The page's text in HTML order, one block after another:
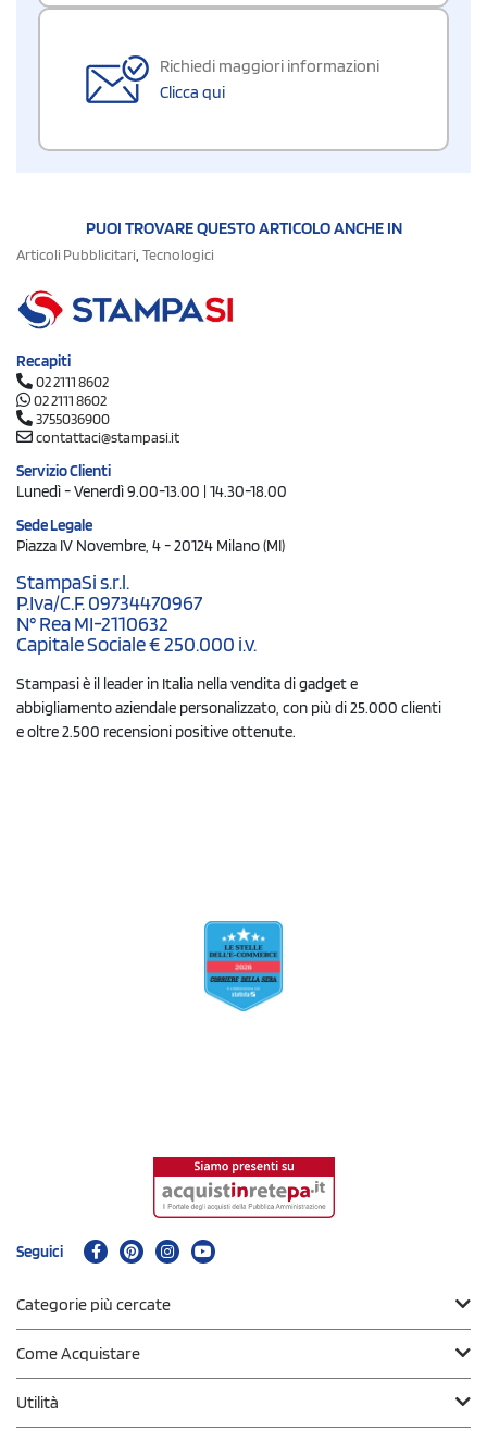
Richiedi maggiori informazioni
Clicca qui
PUOI TROVARE QUESTO ARTICOLO ANCHE IN
Articoli Pubblicitari Tecnologici
Recapiti
02 2111 8602
02 2111 8602
3755036900
contattaci@stampasi.it
Servizio Clienti
Lunedì - Venerdì 9.00-13.00 | 14.30-18.00
Sede Legale
Piazza IV Novembre, 4 - 20124 Milano (MI)
StampaSi s.r.l.
P.Iva/C.F. 09734470967
N° Rea MI-2110632
Capitale Sociale € 250.000 i.v.
Stampasi è il leader in Italia nella vendita di gadget e
abbigliamento aziendale personalizzato, con più di 25.000 clienti
e oltre 2.500 recensioni positive ottenute.
Seguici
Categorie più cercate
Come Acquistare
Utilità